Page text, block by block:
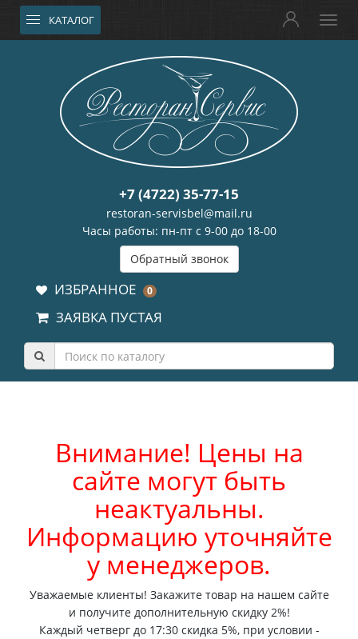
КАТАЛОГ
+7 (4722) 35-77-15
restoran-servisbel@mail.ru
Часы работы: пн-пт с 9-00 до 18-00
Обратный звонок
ИЗБРАННОЕ 0
ЗАЯВКА ПУСТАЯ
Внимание! Цены на
сайте могут быть
неактуальны.
Информацию уточняйте
у менеджеров.
Уважаемые клиенты! Закажите товар на нашем сайте
и получите дополнительную скидку 2%!
Каждый четверг до 17:30 скидка 5%, при условии -